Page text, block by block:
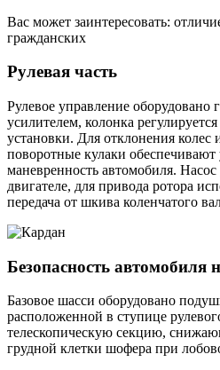
Вас может заинтересовать:
гражданских
Рулевая часть
Рулевое управление оборудовано
усилителем, колонка
установки. Для отклонения колес
поворотные кулаки
маневренность автомобиля.
двигателе, для привода ротора
передача от шкива коленчатого
Безопасность автомобиля
Базовое шасси оборудовано
расположенной в ступице
телескопическую секцию,
грудной клетки шофера при